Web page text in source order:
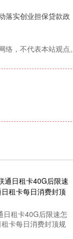
落实创业担保贷款政
络，不代表本站观点。
日租卡40G后限速怎
卡每日消费封顶规